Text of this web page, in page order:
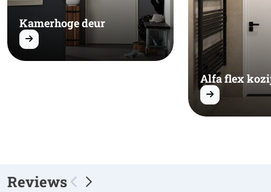
Kamerhoge deur
Alfa flex
Reviews